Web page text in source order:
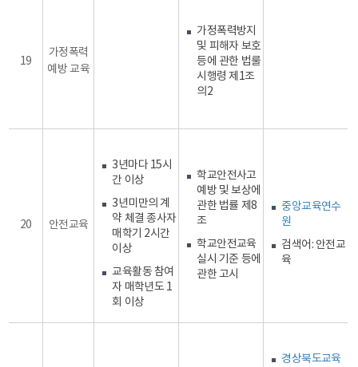
19
가정폭력
예방 교육
가정폭력방지
및 피해자 보호
등에 관한 법룰
시행령 제1조
의2
20 안전교육
3년마다 15시
간 이상
3년미만의 계
약 체결 종사자
매학기 2시간
이상
교육활동 참여
자 매학년도 1
회 이상
학교안전사고
예방 및 보상에
관한 법률 제8
조
학교안전교육
실시 기준 등에
관한 고시
중앙교육연수
원
검색어: 안전교
육
경상북도교육